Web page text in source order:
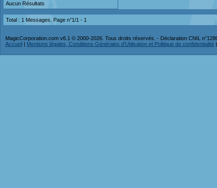
Aucun Résultats
Total : 1 Messages. Page n°1/1 - 1
MagicCorporation.com v6.1 © 2000-2026. Tous droits réservés. - Déclaration CNIL
Accueil | Mentions légales, Conditions Générales d'Utilisation et Politique de confidentialité